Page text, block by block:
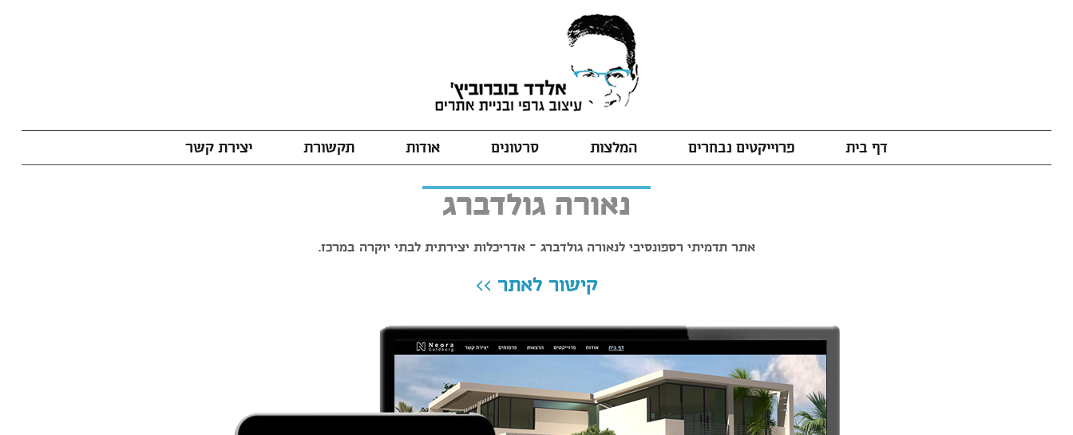
דף בית פרוייקטים נבחרים המלצות סרטונים אודות תקשורת יצירת קשר
נאורה גולדברג
אתר תדמיתי רספונסיבי לנאורה גולדברג - אדריכלות יצירתית לבתי יוקרה במרכז.
קישור לאתר >>